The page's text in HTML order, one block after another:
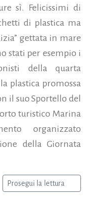
sì. Felicissimi di
di plastica ma
gettata in mare
stati per esempio i
della quarta
plastica promossa
il suo Sportello del
turistico Marina
organizzato
della Giornata
Prosegui la lettura